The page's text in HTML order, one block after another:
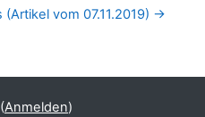
(Artikel vom 07.11.2019) →
Anmelden)